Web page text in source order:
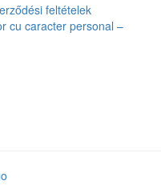
feltételek
cu caracter personal –